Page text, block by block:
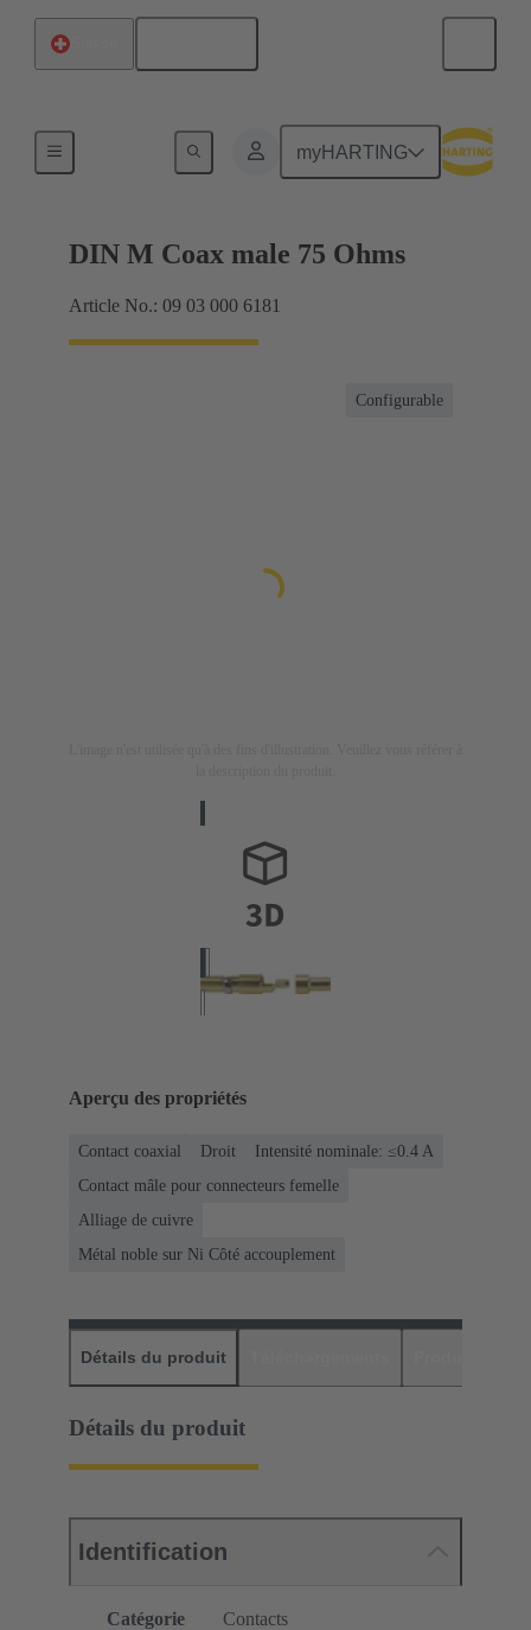
myHARTING
DIN M Coax male 75 Ohms
Article No.: 09 03 000 6181
Configurable
Aperçu des propriétés
Contact coaxial Droit
Intensité nominale: ≤0.4 A
Contact mâle pour connecteurs femelle
Alliage de cuivre
Métal noble sur Ni Côté accouplement
Détails du produit
Détails du produit
Identification
Catégorie
Contacts